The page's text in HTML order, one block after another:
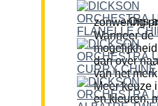
Ons advies als
Wanneer de
dan over
van het
Meer keuze
en kleuren,